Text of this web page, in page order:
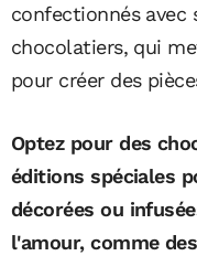
confectionnés avec
chocolatiers, qui
pour créer des
Optez pour des
éditions spéciales
décorées ou
l'amour, comme